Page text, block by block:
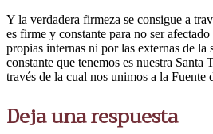
Y la verdadera firmeza se consigue a
es firme y constante para no ser
propias internas ni por las externas de
constante que tenemos es nuestra Santa
través de la cual nos unimos a la
Deja una respuesta